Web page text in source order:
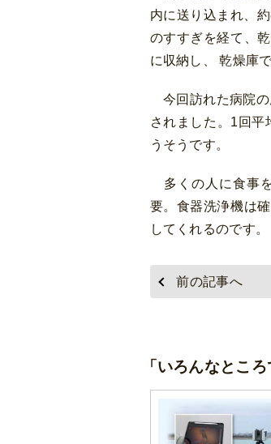
内に送り込まれ、
のすすぎを経て、
に収納し、 乾燥庫
今回訪れた病院の
されました。1回
うそうです。
多くの人に食事
要。食器洗浄機は
してくれるのです。
前の記事へ
「いろんなとこ